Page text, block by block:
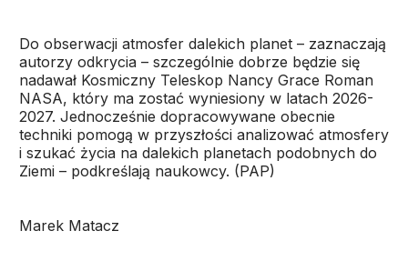
Do obserwacji atmosfer dalekich planet – zaznaczają
autorzy odkrycia – szczególnie dobrze będzie się
nadawał Kosmiczny Teleskop Nancy Grace Roman
NASA, który ma zostać wyniesiony w latach 2026-
2027. Jednocześnie dopracowywane obecnie
techniki pomogą w przyszłości analizować atmosfery
i szukać życia na dalekich planetach podobnych do
Ziemi – podkreślają naukowcy. (PAP)
Marek Matacz